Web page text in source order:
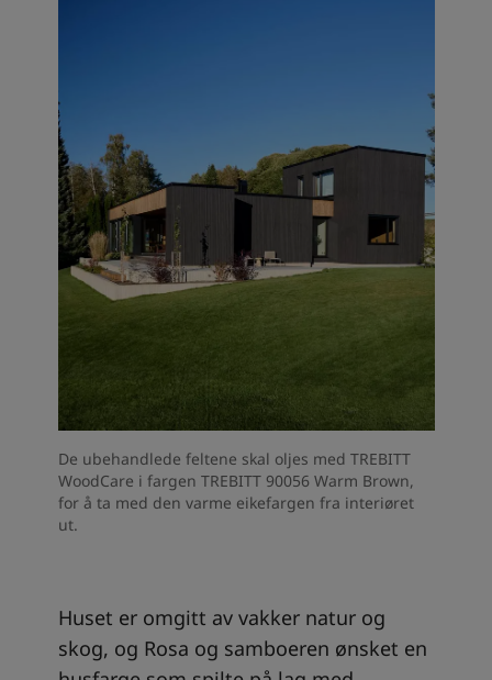
De ubehandlede feltene skal oljes med TREBITT
WoodCare i fargen TREBITT 90056 Warm Brown,
for å ta med den varme eikefargen fra interiøret
ut.
Huset er omgitt av vakker natur og
skog, og Rosa og samboeren ønsket en